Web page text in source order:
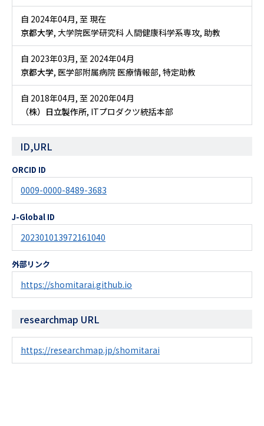
自 2024年04月, 至 現在
京都大学, 大学院医学研究科 人間健康科学系専攻, 助教
自 2023年03月, 至 2024年04月
京都大学, 医学部附属病院 医療情報部, 特定助教
自 2018年04月, 至 2020年04月
（株）日立製作所, ITプロダクツ統括本部
ID,URL
ORCID ID
0009-0000-8489-3683
J-Global ID
202301013972161040
外部リンク
https://shomitarai.github.io
researchmap URL
https://researchmap.jp/shomitarai